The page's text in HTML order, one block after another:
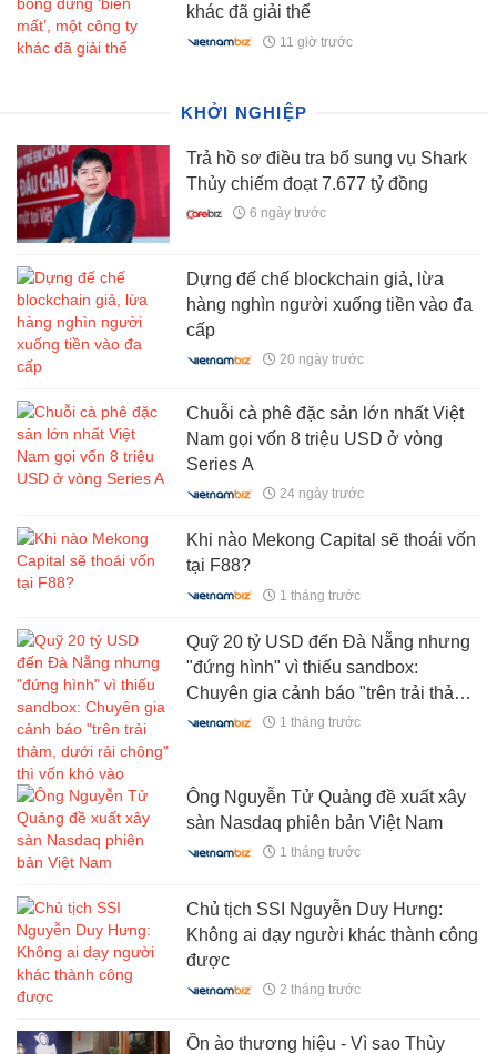
khác đã giải thể
11 giờ trước
KHỞI NGHIỆP
Trả hồ sơ điều tra bổ sung vụ Shark
Thủy chiếm đoạt 7.677 tỷ đồng
6 ngày trước
Dựng đế chế blockchain giả, lừa
hàng nghìn người xuống tiền vào đa
cấp
20 ngày trước
Chuỗi cà phê đặc sản lớn nhất Việt
Nam gọi vốn 8 triệu USD ở vòng
Series A
24 ngày trước
Khi nào Mekong Capital sẽ thoái vốn
tại F88?
1 tháng trước
Quỹ 20 tỷ USD đến Đà Nẵng nhưng
"đứng hình" vì thiếu sandbox:
Chuyên gia cảnh báo "trên trải thảm,
dưới rải chông" thì vốn khó vào
1 tháng trước
Ông Nguyễn Tử Quảng đề xuất xây
sàn Nasdaq phiên bản Việt Nam
1 tháng trước
Chủ tịch SSI Nguyễn Duy Hưng:
Không ai dạy người khác thành công
được
2 tháng trước
Ồn ào thương hiệu - Vì sao Thùy